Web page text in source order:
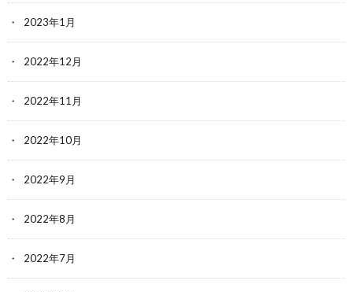
2023年1月
2022年12月
2022年11月
2022年10月
2022年9月
2022年8月
2022年7月